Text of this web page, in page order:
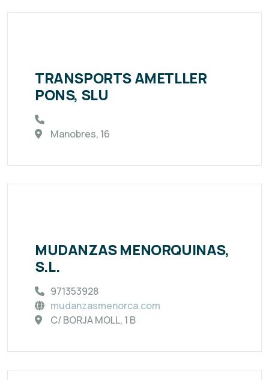
TRANSPORTS AMETLLER
PONS, SLU
Manobres, 16
MUDANZAS MENORQUINAS,
S.L.
971353928
mudanzasmenorca.com
C/ BORJA MOLL, 1 B